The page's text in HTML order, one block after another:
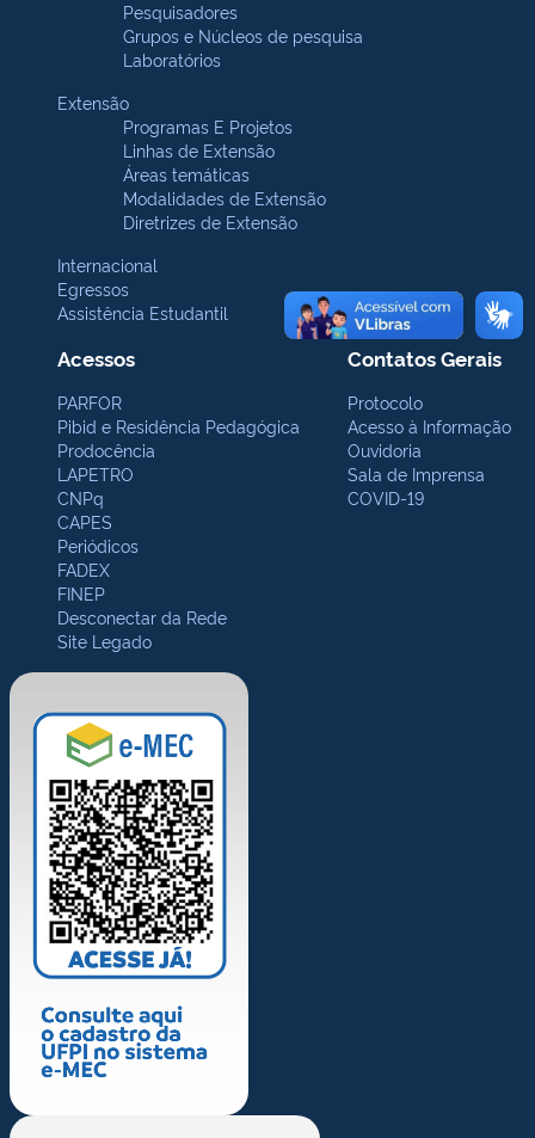
Pesquisadores
Grupos e Núcleos de pesquisa
Laboratórios
Extensão
Programas E Projetos
Linhas de Extensão
Áreas temáticas
Modalidades de Extensão
Diretrizes de Extensão
Internacional
Egressos
Assistência Estudantil
Acessos
PARFOR
Pibid e Residência Pedagógica
Prodocência
LAPETRO
CNPq
CAPES
Periódicos
FADEX
FINEP
Desconectar da Rede
Site Legado
Contatos Gerais
Protocolo
Acesso à Informação
Ouvidoria
Sala de Imprensa
COVID-19